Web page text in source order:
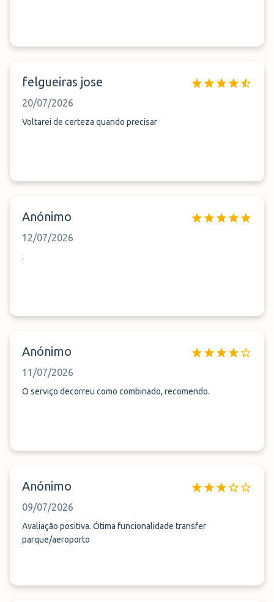
felgueiras jose
20/07/2026
Voltarei de certeza quando precisar
Anónimo
12/07/2026
.
Anónimo
11/07/2026
O serviço decorreu como combinado, recomendo.
Anónimo
09/07/2026
Avaliação positiva. Ótima funcionalidade transfer
parque/aeroporto